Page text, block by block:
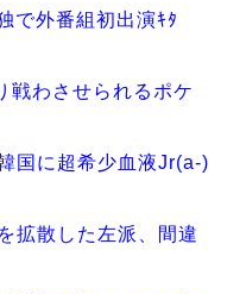
で外番組初出演ｷﾀ
戦わさせられるポケ
国に超希少血液Jr(a-)
拡散した左派、間違